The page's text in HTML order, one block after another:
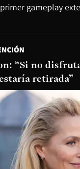
primer gameplay
“Si no
retirada”